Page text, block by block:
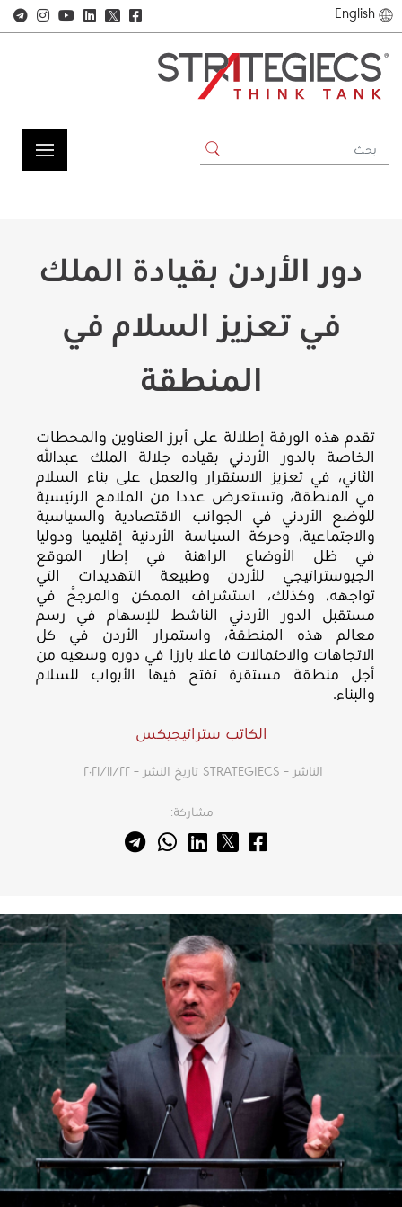
English
𝕏
دور الأردن بقيادة الملك
في تعزيز السلام في
المنطقة
تقدم هذه الورقة إطلالة على أبرز العناوين والمحطات
الخاصة بالدور الأردني بقياده جلالة الملك عبدالله
الثاني، في تعزيز الاستقرار والعمل على بناء السلام
في المنطقة، وتستعرض عددا من الملامح الرئيسية
للوضع الأردني في الجوانب الاقتصادية والسياسية
والاجتماعية، وحركة السياسة الأردنية إقليميا ودوليا
في ظل الأوضاع الراهنة في إطار الموقع
الجيوستراتيجي للأردن وطبيعة التهديدات التي
تواجهه، وكذلك، استشراف الممكن والمرجَّح في
مستقبل الدور الأردني الناشط للإسهام في رسم
معالم هذه المنطقة، واستمرار الأردن في كل
الاتجاهات والاحتمالات فاعلا بارزا في دوره وسعيه من
أجل منطقة مستقرة تفتح فيها الأبواب للسلام
والبناء.
الكاتب ستراتيجيكس
الناشر – STRATEGIECS تاريخ النشر – ٢٢‏/١١‏/٢٠٢١
مشاركة: